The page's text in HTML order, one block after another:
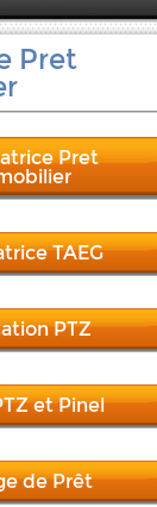
Pret
Pret
TAEG
PTZ
et Pinel
de Prêt